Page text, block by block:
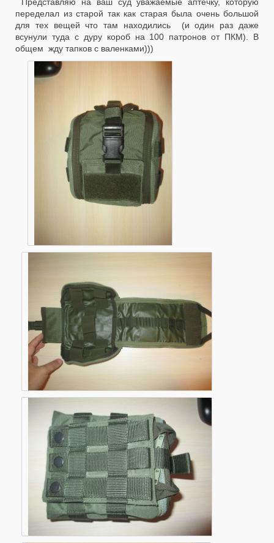
переделал из старой так как старая была очень большой
для тех вещей что там находились (и один раз даже
всунули туда с дуру короб на 100 патронов от ПКМ). В
общем жду тапков с валенками)))